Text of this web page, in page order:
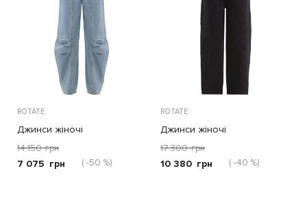
ROTATE
Джинси жіночі
14 150 грн
7 075 грн ( -50 %)
ROTATE
Джинси жіночі
17 300 грн
10 380 грн ( -40 %)